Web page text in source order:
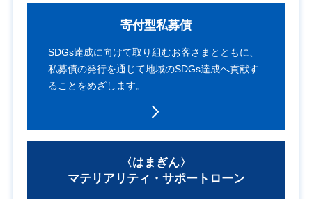
寄付型私募債
SDGs達成に向けて取り組むお客さまとともに、
私募債の発行を通じて地域のSDGs達成へ貢献す
ることをめざします。
〈はまぎん〉
マテリアリティ・ サポートローン